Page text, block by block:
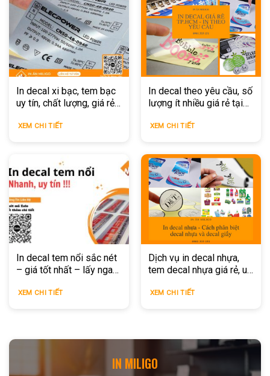
In decal xi bạc, tem bạc
uy tín, chất lượng, giá rẻ
XEM CHI TIẾT
In decal theo yêu cầu, số
lượng ít nhiều giá rẻ tại
XEM CHI TIẾT
In decal tem nổi sắc nét
– giá tốt nhất – lấy ngay
XEM CHI TIẾT
Dịch vụ in decal nhựa,
tem decal nhựa giá rẻ, uy
XEM CHI TIẾT
IN MILIGO